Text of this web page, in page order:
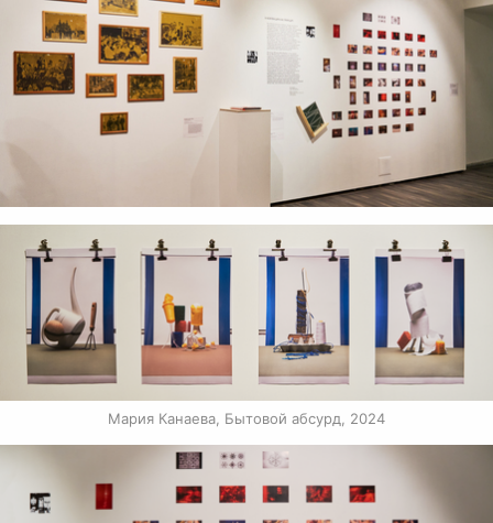
Мария Канаева, Бытовой абсурд, 2024